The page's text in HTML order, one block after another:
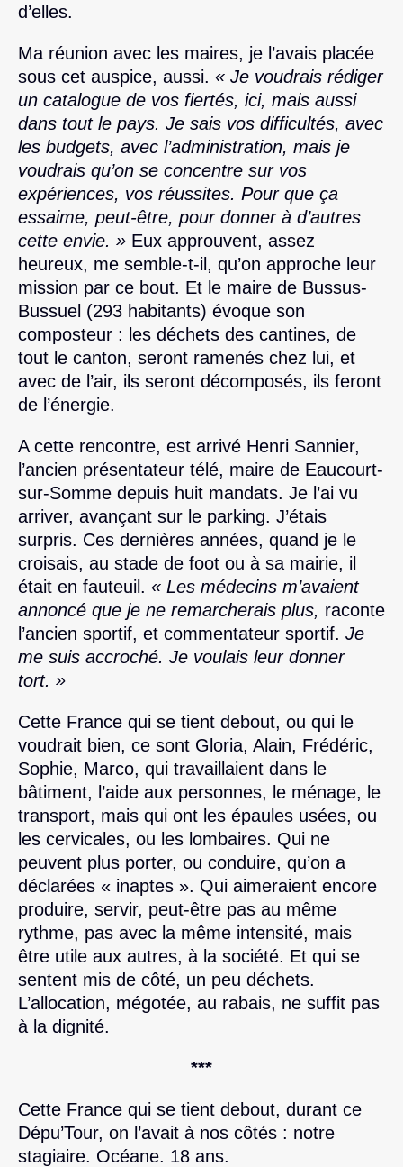
d’elles.
Ma réunion avec les maires, je l’avais placée
sous cet auspice, aussi. « Je voudrais rédiger
un catalogue de vos fiertés, ici, mais aussi
dans tout le pays. Je sais vos difficultés, avec
les budgets, avec l’administration, mais je
voudrais qu’on se concentre sur vos
expériences, vos réussites. Pour que ça
essaime, peut-être, pour donner à d’autres
cette envie. » Eux approuvent, assez
heureux, me semble-t-il, qu’on approche leur
mission par ce bout. Et le maire de Bussus-
Bussuel (293 habitants) évoque son
composteur : les déchets des cantines, de
tout le canton, seront ramenés chez lui, et
avec de l’air, ils seront décomposés, ils feront
de l’énergie.
A cette rencontre, est arrivé Henri Sannier,
l’ancien présentateur télé, maire de Eaucourt-
sur-Somme depuis huit mandats. Je l’ai vu
arriver, avançant sur le parking. J’étais
surpris. Ces dernières années, quand je le
croisais, au stade de foot ou à sa mairie, il
était en fauteuil. « Les médecins m’avaient
annoncé que je ne remarcherais plus, raconte
l’ancien sportif, et commentateur sportif. Je
me suis accroché. Je voulais leur donner
tort. »
Cette France qui se tient debout, ou qui le
voudrait bien, ce sont Gloria, Alain, Frédéric,
Sophie, Marco, qui travaillaient dans le
bâtiment, l’aide aux personnes, le ménage, le
transport, mais qui ont les épaules usées, ou
les cervicales, ou les lombaires. Qui ne
peuvent plus porter, ou conduire, qu’on a
déclarées « inaptes ». Qui aimeraient encore
produire, servir, peut-être pas au même
rythme, pas avec la même intensité, mais
être utile aux autres, à la société. Et qui se
sentent mis de côté, un peu déchets.
L’allocation, mégotée, au rabais, ne suffit pas
à la dignité.
***
Cette France qui se tient debout, durant ce
Dépu’Tour, on l’avait à nos côtés : notre
stagiaire. Océane. 18 ans.